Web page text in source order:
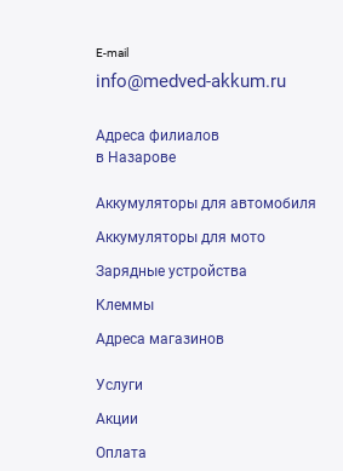
E-mail
info@medved-akkum.ru
Адреса филиалов
в Назарове
Аккумуляторы для автомобиля
Аккумуляторы для мото
Зарядные устройства
Клеммы
Адреса магазинов
Услуги
Акции
Оплата